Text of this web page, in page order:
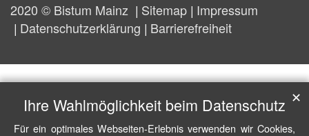
2020 © Bistum Mainz Sitemap Impressum
Datenschutzerklärung
Barrierefreiheit
Ihre Wahlmöglichkeit beim Datenschutz
Für ein optimales Webseiten-Erlebnis verwenden wir Cookies,
✕